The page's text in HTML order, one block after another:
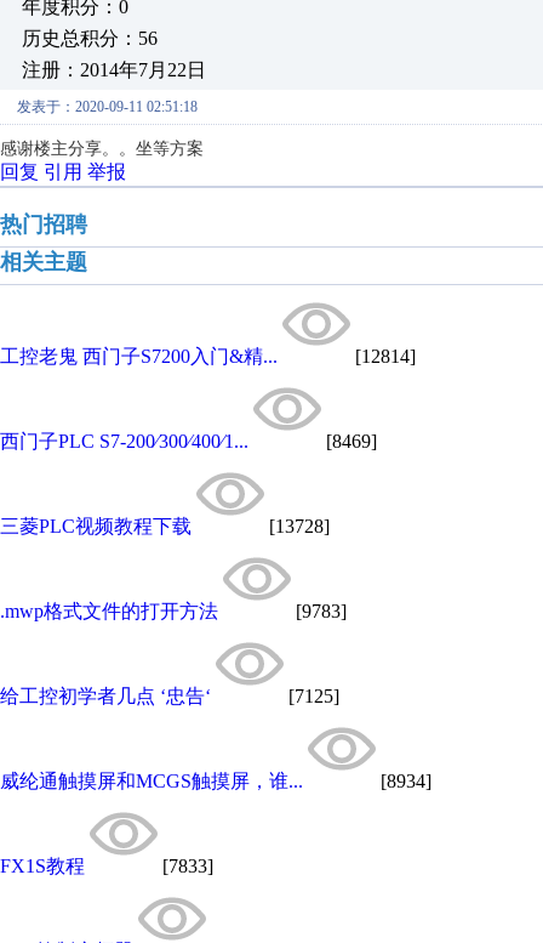
年度积分：0
历史总积分：56
注册：2014年7月22日
发表于：2020-09-11 02:51:18
感谢楼主分享。。坐等方案
回复 引用 举报
热门招聘
相关主题
工控老鬼 西门子S7200入门&精... [12814]
西门子PLC S7-200∕300∕400∕1... [8469]
三菱PLC视频教程下载 [13728]
.mwp格式文件的打开方法 [9783]
给工控初学者几点 ‘忠告‘ [7125]
威纶通触摸屏和MCGS触摸屏，谁... [8934]
FX1S教程 [7833]